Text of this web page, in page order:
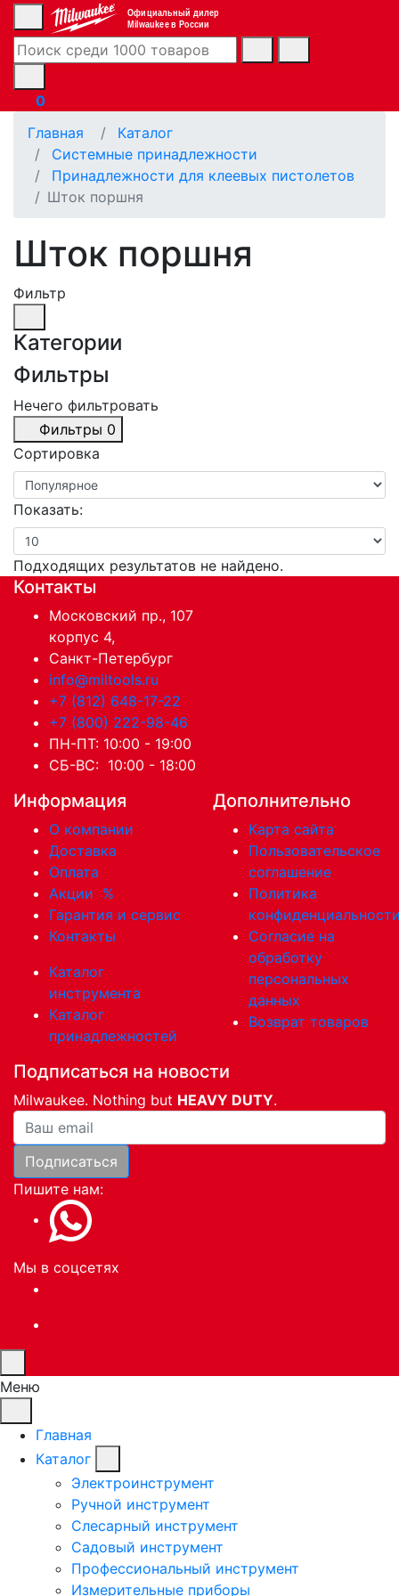
Официальный дилер
Milwaukee в России
0
Главная
Каталог
Системные принадлежности
Принадлежности для клеевых пистолетов
Шток поршня
Шток поршня
Фильтр
Категории
Фильтры
Нечего фильтровать
Фильтры 0
Сортировка
Показать:
Подходящих результатов не найдено.
Контакты
Московский пр., 107
корпус 4,
Санкт-Петербург
info@miltools.ru
+7 (812) 648-17-22
+7 (800) 222-98-46
ПН-ПТ: 10:00 - 19:00
СБ-ВС: 10:00 - 18:00
Информация
О компании
Доставка
Оплата
Акции %
Гарантия и сервис
Контакты
Каталог
инструмента
Каталог
принадлежностей
Дополнительно
Карта сайта
Пользовательское
соглашение
Политика
Согласие на
обработку
персональных
данных
Возврат товаров
Подписаться на новости
Milwaukee. Nothing but HEAVY DUTY.
Ваша почта
Подписаться
Пишите нам:
Мы в соцсетях
Меню
Главная
Каталог
Электроинструмент
Ручной инструмент
Слесарный инструмент
Садовый инструмент
Профессиональный инструмент
Измерительные приборы